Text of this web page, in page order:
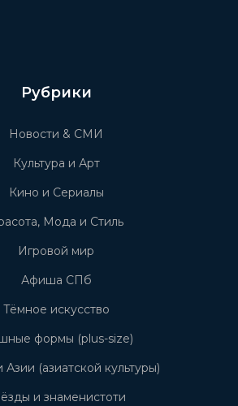
Рубрики
Новости & СМИ
Культура и Арт
Кино и Сериалы
Мода и Стиль
Игровой мир
Афиша СПб
Тёмное искусство
формы (plus-size)
Азии (азиатской культуры)
и знаменистоти